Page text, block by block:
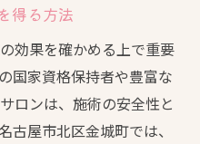
得る方法
効果を確かめる上で重要
国家資格保持者や豊富な
ロンは、施術の安全性と
古屋市北区金城町では、